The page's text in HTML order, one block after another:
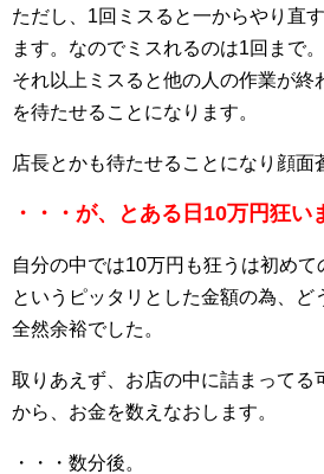
ただし、1回ミスると一からやり直
ます。なのでミスれるのは1回まで。
それ以上ミスると他の人の作業が終
を待たせることになります。
店長とかも待たせることになり顔面
・・・が、とある日10万円狂い
自分の中では10万円も狂うは初めて
というピッタリとした金額の為、ど
全然余裕でした。
取りあえず、お店の中に詰まってる
から、お金を数えなおします。
・・・数分後。